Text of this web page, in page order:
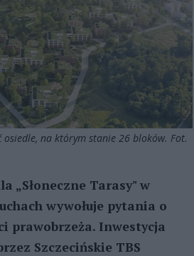
osiedle, na którym stanie 26 bloków. Fot.
„Słoneczne Tarasy" w
wywołuje pytania o
prawobrzeża. Inwestycja
Szczecińskie TBS⁠